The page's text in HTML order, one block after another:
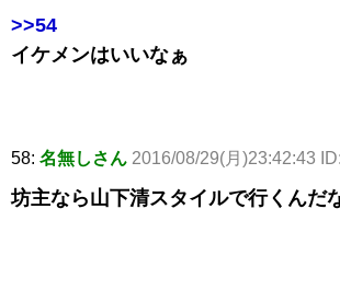
>>54
イケメンはいいなぁ
58: 名無しさん 2016/08/29(月)23:42:43
坊主なら山下清スタイルで行くんだ